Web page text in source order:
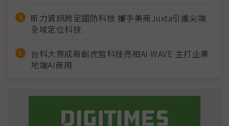
昕力資訊跨足國防科技 攜手美商Juxta引進尖端
全域定位科技
台科大育成新創虎智科技亮相AI WAVE 主打企業
地端AI商用